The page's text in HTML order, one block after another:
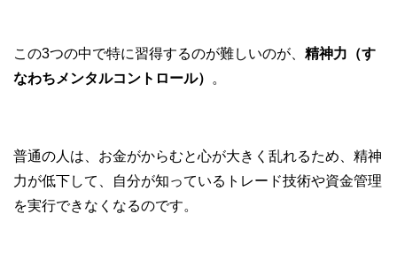
この3つの中で特に習得するのが難しいのが、 精神力（す
なわちメンタルコントロール） 。
普通の人は、お金がからむと心が大きく乱れるため、精神
力が低下して、自分が知っているトレード技術や資金管理
を実行できなくなるのです。